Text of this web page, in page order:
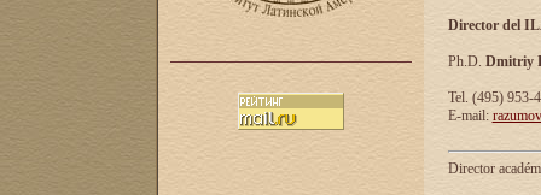
Director del
Ph.D. Dmitriy
Tel. (495) 953-
E-mail:
Director